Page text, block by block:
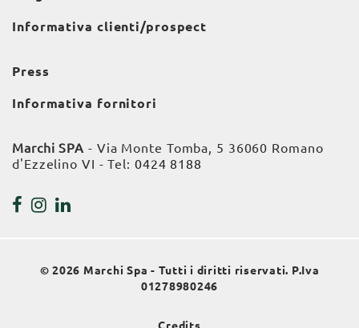
Informativa clienti/prospect
Press
Informativa fornitori
Marchi SPA - Via Monte Tomba, 5 36060 Romano
d'Ezzelino VI - Tel: 0424 8188
© 2026 Marchi Spa - Tutti i diritti riservati. P.Iva
01278980246